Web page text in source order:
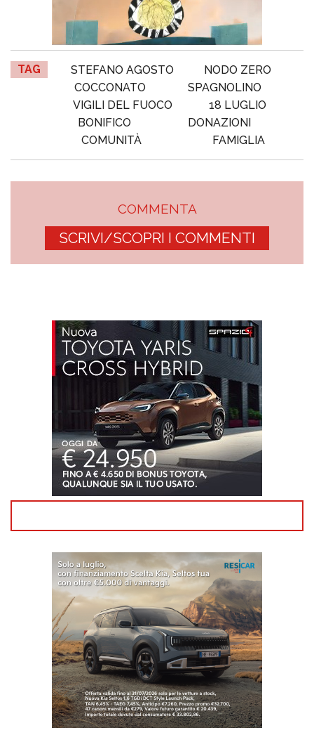
TAG STEFANO AGOSTO
NODO ZERO
COCCONATO
SPAGNOLINO
VIGILI DEL FUOCO
18 LUGLIO
BONIFICO
DONAZIONI
COMUNITÀ
FAMIGLIA
COMMENTA
SCRIVI/SCOPRI I COMMENTI